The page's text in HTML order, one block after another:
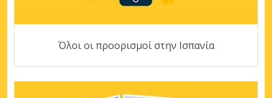
Όλοι οι προορισμοί στην Ισπανία